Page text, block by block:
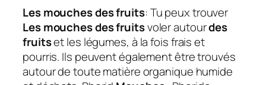
Les mouches des fruits: Tu peux trouver
Les mouches des fruitsvoler autourdes
fruitset les légumes, à la fois frais et
pourris. Ils peuvent également être trouvés
autour de toute matière organique humide